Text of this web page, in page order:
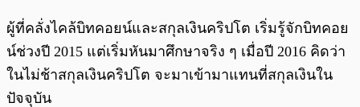
ผู้ที่คลั่งไคล้บิทคอยน์และสกุลเงินคริปโต เริ่มรู้จักบิทคอย
น์ช่วงปี 2015 แต่เริ่มหันมาศึกษาจริง ๆ เมื่อปี 2016 คิดว่า
ในไม่ช้าสกุลเงินคริปโต จะมาเข้ามาแทนที่สกุลเงินใน
ปัจจุบัน